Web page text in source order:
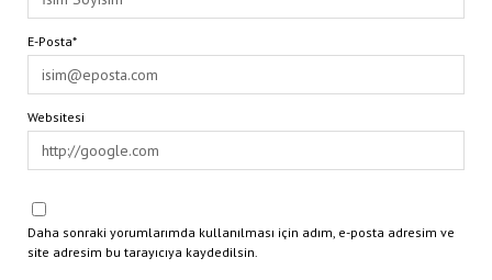
E-Posta*
Websitesi
Daha sonraki yorumlarımda kullanılması için adım, e-posta adresim ve
site adresim bu tarayıcıya kaydedilsin.